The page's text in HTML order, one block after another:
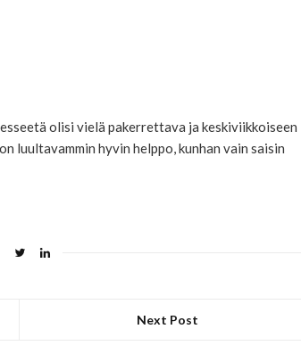
olisi vielä pakerrettava ja keskiviikkoiseen
hyvin helppo, kunhan vain saisin
Next Post